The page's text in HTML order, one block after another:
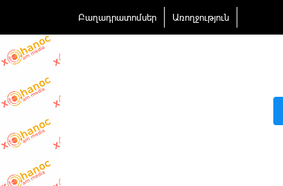
Բաղադրատոմսեր Առողջություն